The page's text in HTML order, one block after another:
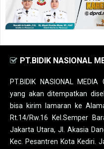
PT.BIDIK NASIONAL
PT.BIDIK NASIONAL
yang akan ditempatkan
bisa kirim lamaran ke
Rt.14/Rw.16 Kel.Semper
Jakarta Utara, Jl. Akasia
Kec. Pesantren Kota Kediri.